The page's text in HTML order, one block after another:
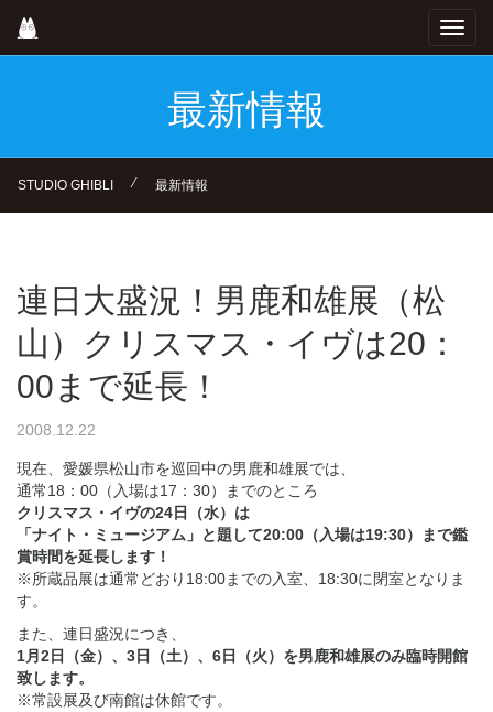
main
最新情報
STUDIO GHIBLI ⁄ 最新情報
連日大盛況！男鹿和雄展（松
山）クリスマス・イヴは20：
00まで延長！
2008.12.22
現在、愛媛県松山市を巡回中の男鹿和雄展では、
通常18：00（入場は17：30）までのところ
クリスマス・イヴの24日（水）は
「ナイト・ミュージアム」と題して20:00（入場は19:30）まで鑑
賞時間を延長します！
※所蔵品展は通常どおり18:00までの入室、18:30に閉室となりま
す。
また、連日盛況につき、
1月2日（金）、3日（土）、6日（火）を男鹿和雄展のみ臨時開館
致します。
※常設展及び南館は休館です。